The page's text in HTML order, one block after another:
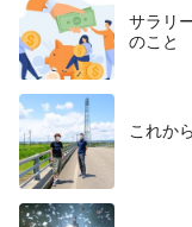
サラリ
のこと
これか